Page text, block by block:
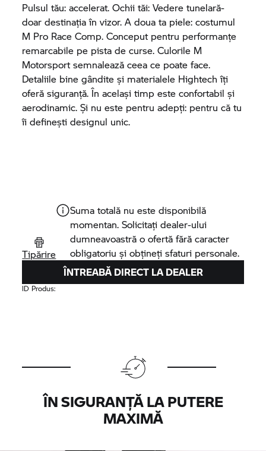
Pulsul tău: accelerat. Ochii tăi: Vedere tunelară-
doar destinația în vizor. A doua ta piele: costumul
M Pro Race Comp. Conceput pentru performanțe
remarcabile pe pista de curse. Culorile M
Motorsport semnalează ceea ce poate face.
Detaliile bine gândite și materialele Hightech îți
oferă siguranță. În același timp este confortabil și
aerodinamic. Și nu este pentru adepți: pentru că tu
îi definești designul unic.
Tipărire
Suma totală nu este disponibilă
momentan. Solicitați dealer-ului
dumneavoastră o ofertă fără caracter
obligatoriu și obțineți sfaturi personale.
ÎNTREABĂ DIRECT LA DEALER
ID Produs:
ÎN SIGURANȚĂ LA PUTERE
MAXIMĂ